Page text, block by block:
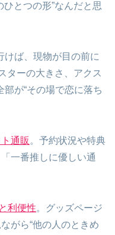
とつの形”なんだと思
けば、現物が目の前に
ターの大きさ、アクス
が“その場で恋に落ち
通販 。予約状況や特典
一番推しに優しい通
利便性。グッズページ
がら“他の人のときめ